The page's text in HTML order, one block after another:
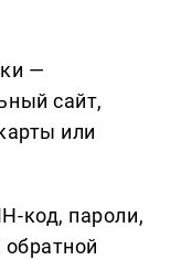
—
сайт,
или
код, пароли,